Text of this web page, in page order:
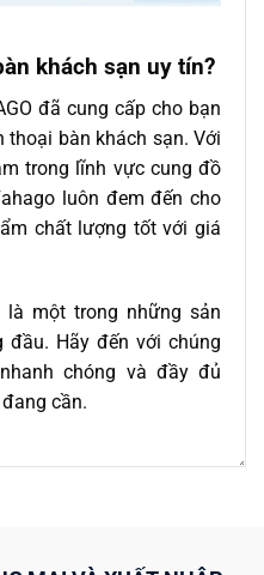
khách sạn uy tín?
đã cung cấp cho bạn
thoại bàn khách sạn. Với
trong lĩnh vực cung đồ
luôn đem đến cho
chất lượng tốt với giá
một trong những sản
đầu. Hãy đến với chúng
chóng và đầy đủ
cần.